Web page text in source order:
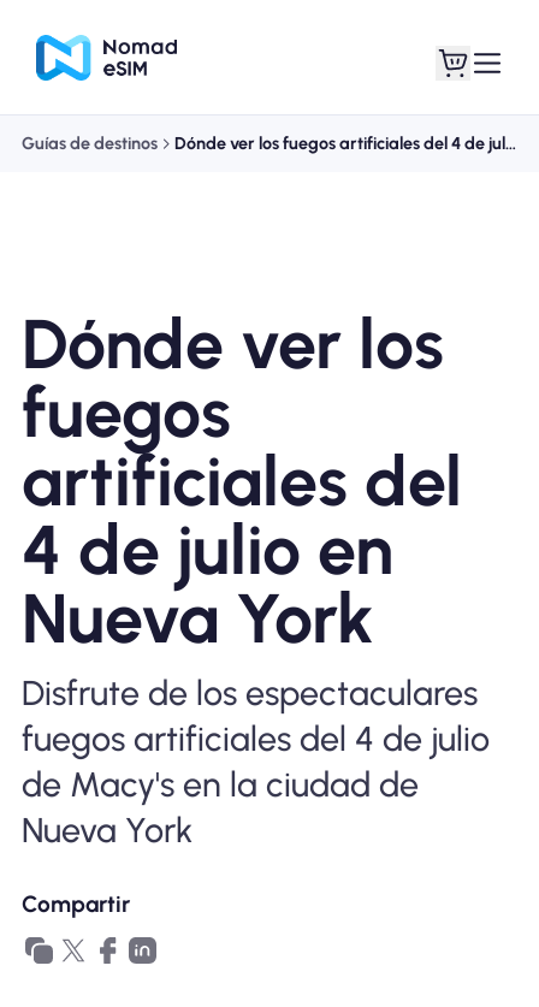
Planes de la tienda
Acerca de eSIM
Por qué la eSIM Nomad
Para negocios
Guías de destinos Dónde ver los fuegos artificiales del 4 de julio en Nueva York
Dónde ver los
fuegos
artificiales del
4 de julio en
Nueva York
Disfrute de los espectaculares
fuegos artificiales del 4 de julio
de Macy's en la ciudad de
Nueva York
Compartir